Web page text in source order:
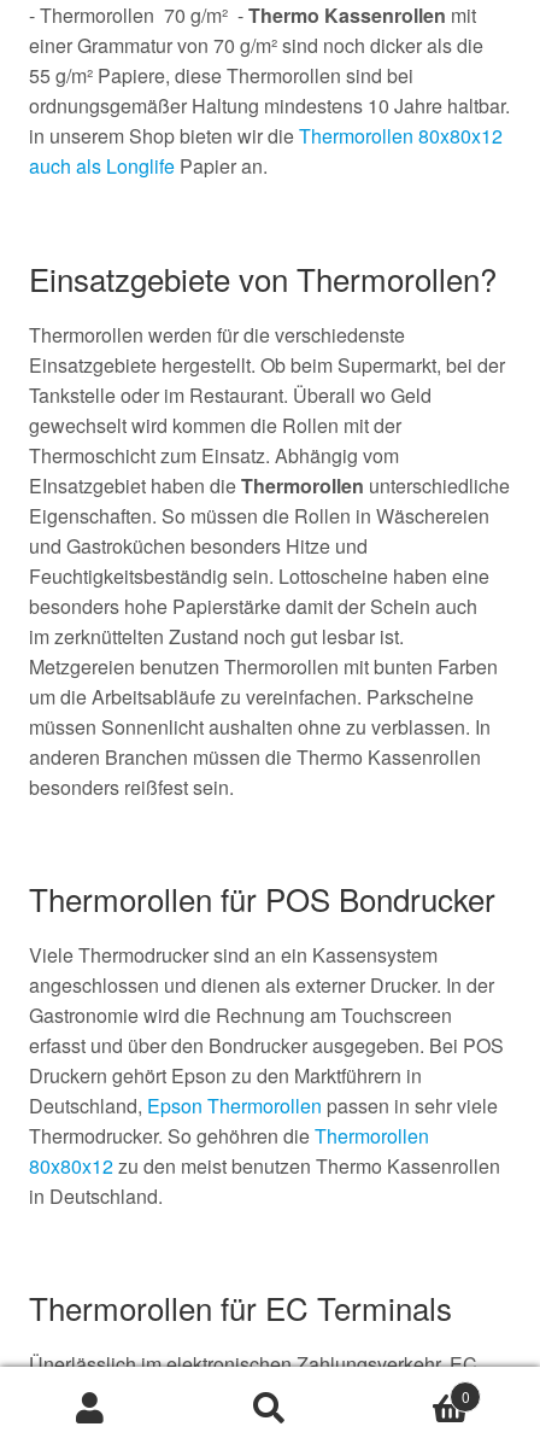
- Thermorollen 70 g/m² -Thermo Kassenrollen mit
einer Grammatur von 70 g/m² sind noch dicker als die
55 g/m² Papiere, diese Thermorollen sind bei
ordnungsgemäßer Haltung mindestens 10 Jahre haltbar.
in unserem Shop bieten wir dieThermorollen 80x80x12
auch als Longlife Papier an.
Einsatzgebiete von Thermorollen?
Thermorollen werden für die verschiedenste
Einsatzgebiete hergestellt. Ob beim Supermarkt, bei der
Tankstelle oder im Restaurant. Überall wo Geld
gewechselt wird kommen die Rollen mit der
Thermoschicht zum Einsatz. Abhängig vom
EInsatzgebiet haben dieThermorollen unterschiedliche
Eigenschaften. So müssen die Rollen in Wäschereien
und Gastroküchen besonders Hitze und
Feuchtigkeitsbeständig sein. Lottoscheine haben eine
besonders hohe Papierstärke damit der Schein auch
imzerknüttelten Zustand noch gut lesbar ist.
Metzgereien benutzen Thermorollen mit bunten Farben
um die Arbeitsabläufe zu vereinfachen. Parkscheine
müssen Sonnenlicht aushalten ohne zu verblassen. In
anderen Branchen müssen die Thermo Kassenrollen
besonders reißfest sein.
Thermorollen für POS Bondrucker
Viele Thermodrucker sind an ein Kassensystem
angeschlossen und dienen als externer Drucker. In der
Gastronomie wird die Rechnung am Touchscreen
erfasst und über den Bondrucker ausgegeben. Bei POS
Druckern gehört Epson zu den Marktführern in
Deutschland, Epson Thermorollen passen in sehr viele
Thermodrucker. So gehöhren dieThermorollen
80x80x12zu den meist benutzen Thermo Kassenrollen
in Deutschland.
Thermorollen für EC Terminals
Ünerlässlich im elektronischen Zahlungsverkehr, EC
Geräte für die Abwicklung von Zahlungen mit dem
"Plastikgeld". Ob stationär, mobil oder portable, bei allen
0